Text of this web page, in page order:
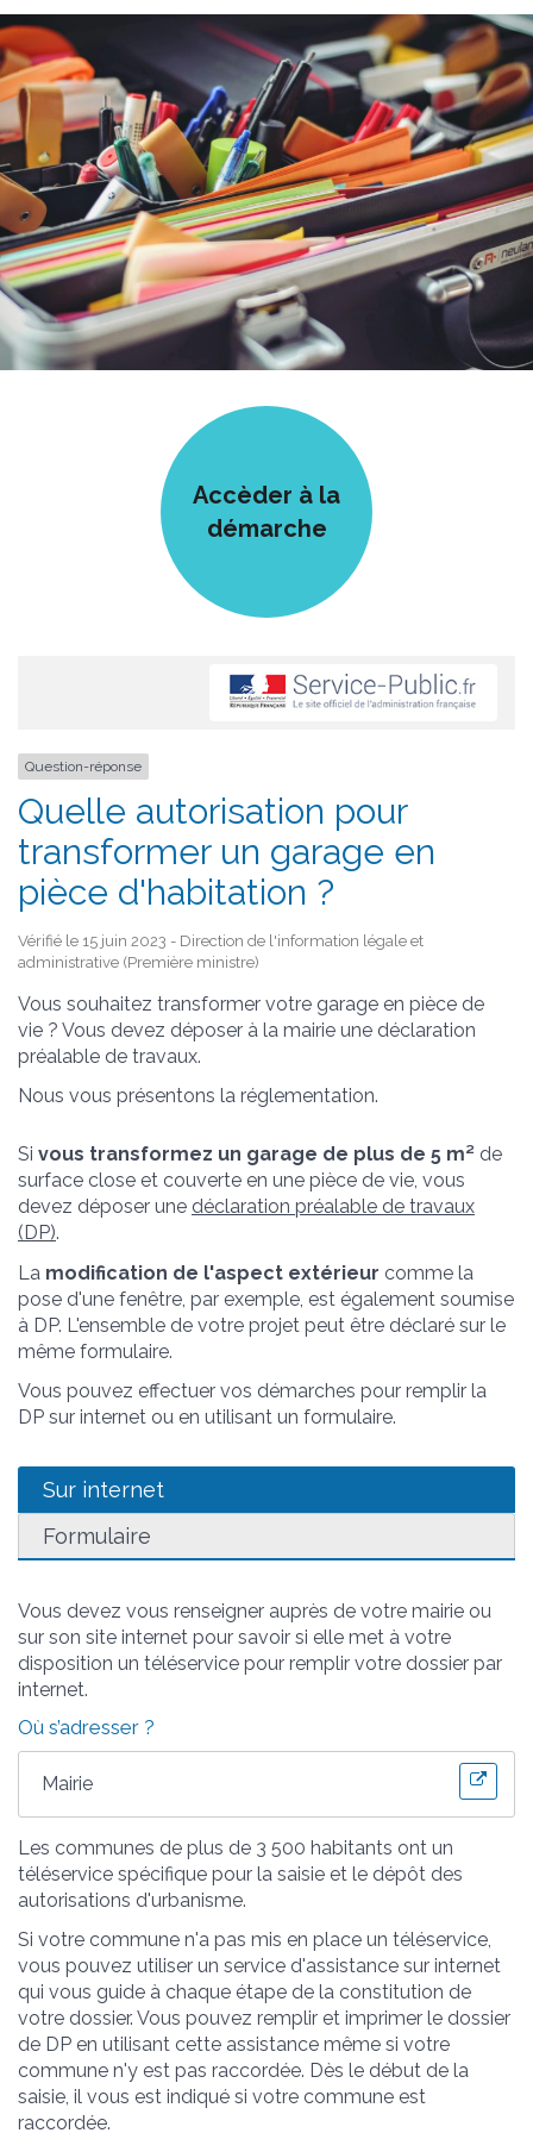
Accèder à la
démarche
Question-réponse
Quelle autorisation pour
transformer un garage en
pièce d'habitation ?
Vérifié le 15 juin 2023 - Direction de l'information légale et
administrative (Première ministre)
Vous souhaitez transformer votre garage en pièce de
vie ? Vous devez déposer à la mairie une déclaration
préalable de travaux.
Nous vous présentons la réglementation.
Si vous transformez un garage de plus de 5 m² de
surface close et couverte en une pièce de vie, vous
devez déposer une déclaration préalable de travaux
(DP).
La modification de l'aspect extérieur comme la
pose d'une fenêtre, par exemple, est également soumise
à DP. L'ensemble de votre projet peut être déclaré sur le
même formulaire.
Vous pouvez effectuer vos démarches pour remplir la
DP sur internet ou en utilisant un formulaire.
Sur internet
Formulaire
Vous devez vous renseigner auprès de votre mairie ou
sur son site internet pour savoir si elle met à votre
disposition un téléservice pour remplir votre dossier par
internet.
Où s’adresser ?
Mairie
Les communes de plus de 3 500 habitants ont un
téléservice spécifique pour la saisie et le dépôt des
autorisations d'urbanisme.
Si votre commune n'a pas mis en place un téléservice,
vous pouvez utiliser un service d'assistance sur internet
qui vous guide à chaque étape de la constitution de
votre dossier. Vous pouvez remplir et imprimer le dossier
de DP en utilisant cette assistance même si votre
commune n'y est pas raccordée. Dès le début de la
saisie, il vous est indiqué si votre commune est
raccordée.